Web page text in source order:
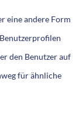
eine andere Form
den Benutzer auf
für ähnliche